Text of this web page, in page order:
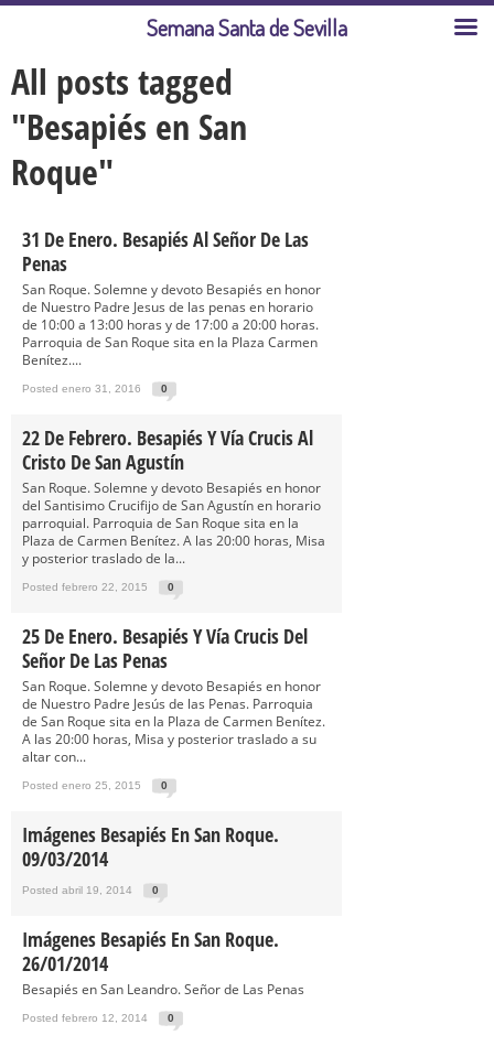
All posts tagged
"Besapiés en San
Roque"
31 De Enero. Besapiés Al Señor De Las
Penas
San Roque. Solemne y devoto Besapiés en honor
de Nuestro Padre Jesus de las penas en horario
de 10:00 a 13:00 horas y de 17:00 a 20:00 horas.
Parroquia de San Roque sita en la Plaza Carmen
Benítez....
Posted enero 31, 2016 0
22 De Febrero. Besapiés Y Vía Crucis Al
Cristo De San Agustín
San Roque. Solemne y devoto Besapiés en honor
del Santisimo Crucifijo de San Agustín en horario
parroquial. Parroquia de San Roque sita en la
Plaza de Carmen Benítez. A las 20:00 horas, Misa
y posterior traslado de la...
Posted febrero 22, 2015 0
25 De Enero. Besapiés Y Vía Crucis Del
Señor De Las Penas
San Roque. Solemne y devoto Besapiés en honor
de Nuestro Padre Jesús de las Penas. Parroquia
de San Roque sita en la Plaza de Carmen Benítez.
A las 20:00 horas, Misa y posterior traslado a su
altar con...
Posted enero 25, 2015 0
Imágenes Besapiés En San Roque.
09/03/2014
Posted abril 19, 2014 0
Imágenes Besapiés En San Roque.
26/01/2014
Besapiés en San Leandro. Señor de Las Penas
Posted febrero 12, 2014 0
Semana Santa de Sevilla